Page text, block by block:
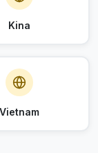
Kina
Vietnam